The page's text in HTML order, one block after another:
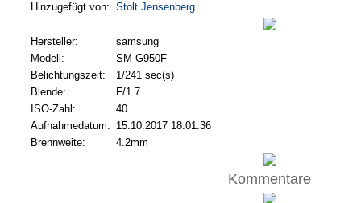
Hinzugefügt von: Stolt Jensenberg
Hersteller:
samsung
Modell:
SM-G950F
Belichtungszeit:
1/241 sec(s)
Blende:
F/1.7
ISO-Zahl:
40
Aufnahmedatum: 15.10.2017 18:01:36
Brennweite:
4.2mm
Kommentare